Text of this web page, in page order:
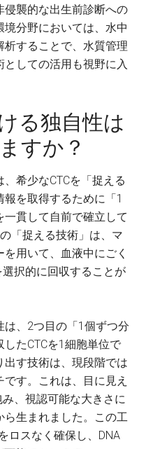
襲的な出生前診断への
分野においては、水中
することで、水質管理
しての活用も視野に入
る独自性は
すか？
希少なCTCを「捉える
を取得するために「1
貫して自前で確立して
「捉える技術」は、マ
用いて、血液中にごく
択的に回収することが
は、2つ目の「1個ずつ分
たCTCを1細胞単位で
す技術は、現段階では
す。これは、目に見え
、視認可能な大きさに
ら生まれました。この工
ロスなく確保し、DNA